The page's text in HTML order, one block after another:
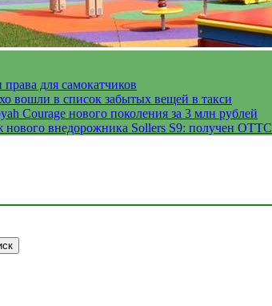
для самокатчиков
вошли в список забытых вещей в такси
Courage нового поколения за 3 млн рублей
нового внедорожника Sollers S9: получен ОТТС